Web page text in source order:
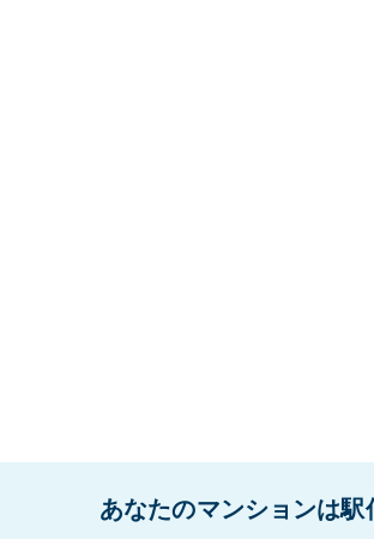
あなたのマンションは駅